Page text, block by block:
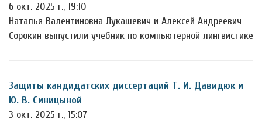
6 окт. 2025 г., 19:10
Наталья Валентиновна Лукашевич и Алексей Андреевич
Сорокин выпустили учебник по компьютерной лингвистике
Защиты кандидатских диссертаций Т. И. Давидюк и
Ю. В. Синицыной
3 окт. 2025 г., 15:07